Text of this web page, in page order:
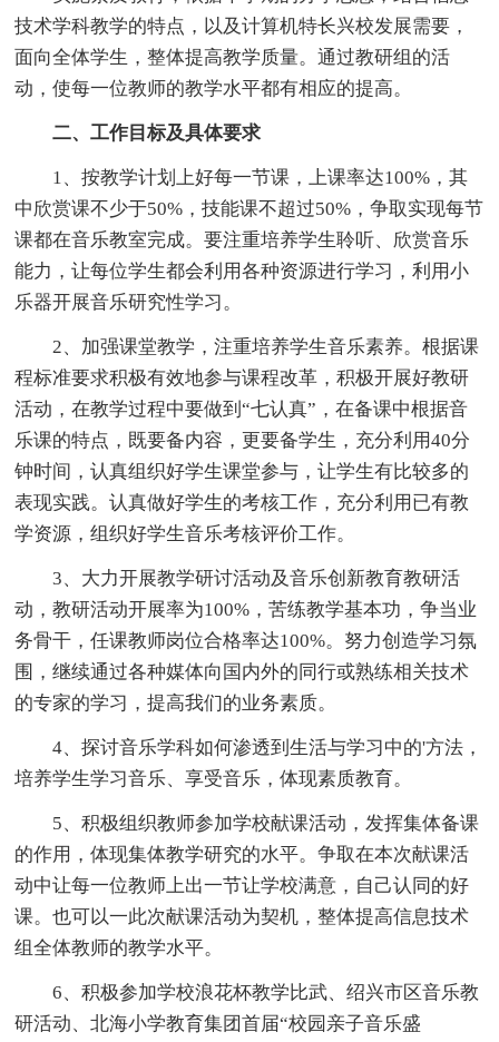
技术学科教学的特点，以及计算机特长兴校发展需要，
面向全体学生，整体提高教学质量。通过教研组的活
动，使每一位教师的教学水平都有相应的提高。
二、工作目标及具体要求
1、按教学计划上好每一节课，上课率达100%，其
中欣赏课不少于50%，技能课不超过50%，争取实现每节
课都在音乐教室完成。要注重培养学生聆听、欣赏音乐
能力，让每位学生都会利用各种资源进行学习，利用小
乐器开展音乐研究性学习。
2、加强课堂教学，注重培养学生音乐素养。根据课
程标准要求积极有效地参与课程改革，积极开展好教研
活动，在教学过程中要做到“七认真”，在备课中根据音
乐课的特点，既要备内容，更要备学生，充分利用40分
钟时间，认真组织好学生课堂参与，让学生有比较多的
表现实践。认真做好学生的考核工作，充分利用已有教
学资源，组织好学生音乐考核评价工作。
3、大力开展教学研讨活动及音乐创新教育教研活
动，教研活动开展率为100%，苦练教学基本功，争当业
务骨干，任课教师岗位合格率达100%。努力创造学习氛
围，继续通过各种媒体向国内外的同行或熟练相关技术
的专家的学习，提高我们的业务素质。
4、探讨音乐学科如何渗透到生活与学习中的'方法，
培养学生学习音乐、享受音乐，体现素质教育。
5、积极组织教师参加学校献课活动，发挥集体备课
的作用，体现集体教学研究的水平。争取在本次献课活
动中让每一位教师上出一节让学校满意，自己认同的好
课。也可以一此次献课活动为契机，整体提高信息技术
组全体教师的教学水平。
6、积极参加学校浪花杯教学比武、绍兴市区音乐教
研活动、北海小学教育集团首届“校园亲子音乐盛